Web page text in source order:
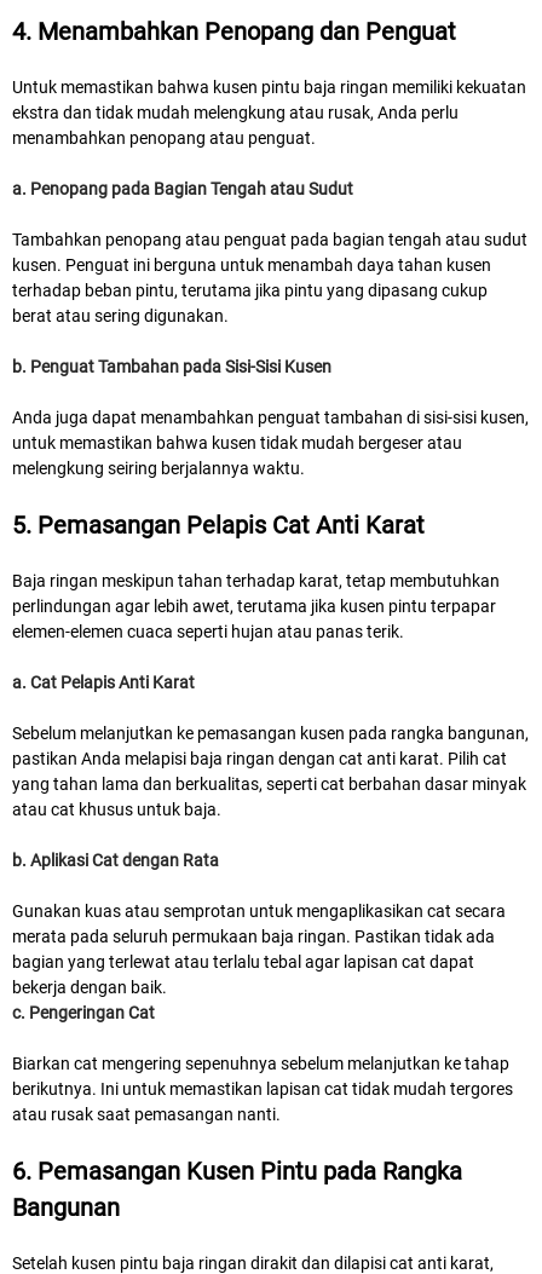
4. Menambahkan Penopang dan Penguat
Untuk memastikan bahwa kusen pintu baja ringan memiliki kekuatan
ekstra dan tidak mudah melengkung atau rusak, Anda perlu
menambahkan penopang atau penguat.
a. Penopang pada Bagian Tengah atau Sudut
Tambahkan penopang atau penguat pada bagian tengah atau sudut
kusen. Penguat ini berguna untuk menambah daya tahan kusen
terhadap beban pintu, terutama jika pintu yang dipasang cukup
berat atau sering digunakan.
b. Penguat Tambahan pada Sisi-Sisi Kusen
Anda juga dapat menambahkan penguat tambahan di sisi-sisi kusen,
untuk memastikan bahwa kusen tidak mudah bergeser atau
melengkung seiring berjalannya waktu.
5. Pemasangan Pelapis Cat Anti Karat
Baja ringan meskipun tahan terhadap karat, tetap membutuhkan
perlindungan agar lebih awet, terutama jika kusen pintu terpapar
elemen-elemen cuaca seperti hujan atau panas terik.
a. Cat Pelapis Anti Karat
Sebelum melanjutkan ke pemasangan kusen pada rangka bangunan,
pastikan Anda melapisi baja ringan dengan cat anti karat. Pilih cat
yang tahan lama dan berkualitas, seperti cat berbahan dasar minyak
atau cat khusus untuk baja.
b. Aplikasi Cat dengan Rata
Gunakan kuas atau semprotan untuk mengaplikasikan cat secara
merata pada seluruh permukaan baja ringan. Pastikan tidak ada
bagian yang terlewat atau terlalu tebal agar lapisan cat dapat
bekerja dengan baik.
c. Pengeringan Cat
Biarkan cat mengering sepenuhnya sebelum melanjutkan ke tahap
berikutnya. Ini untuk memastikan lapisan cat tidak mudah tergores
atau rusak saat pemasangan nanti.
6. Pemasangan Kusen Pintu pada Rangka
Bangunan
Setelah kusen pintu baja ringan dirakit dan dilapisi cat anti karat,